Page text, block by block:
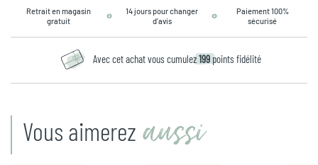
Retrait en magasin
gratuit
14 jours pour changer
d’avis
Paiement 100%
sécurisé
Avec cet achat vous cumulez199 points fidélité
Vous aimerez aussi